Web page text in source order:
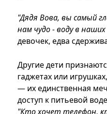
"Дядя Вова, вы самый
нам чудо - воду в
девочек, едва
Другие дети
гаджетах или
— их единственная
доступ к питьевой
"Кто хочет телефон,